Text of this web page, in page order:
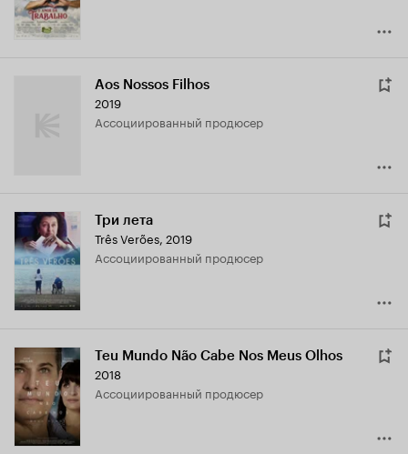
Aos Nossos Filhos
2019
ассоциированный продюсер
Три лета
Três Verões, 2019
ассоциированный продюсер
Teu Mundo Não Cabe Nos Meus Olhos
2018
ассоциированный продюсер